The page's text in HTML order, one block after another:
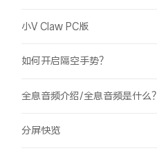
小V Claw PC版
如何开启隔空手势？
全息音频介绍/全息音频是什么？
分屏快览